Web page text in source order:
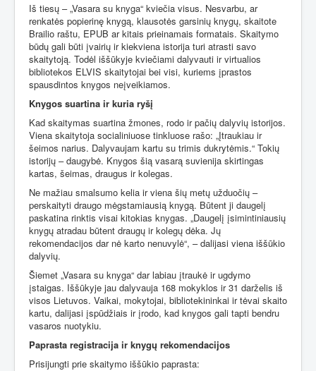
Iš tiesų – „Vasara su knyga“ kviečia visus. Nesvarbu, ar
renkatės popierinę knygą, klausotės garsinių knygų, skaitote
Brailio raštu, EPUB ar kitais prieinamais formatais. Skaitymo
būdų gali būti įvairių ir kiekviena istorija turi atrasti savo
skaitytoją. Todėl iššūkyje kviečiami dalyvauti ir virtualios
bibliotekos ELVIS skaitytojai bei visi, kuriems įprastos
spausdintos knygos neįveikiamos.
Knygos suartina ir kuria ryšį
Kad skaitymas suartina žmones, rodo ir pačių dalyvių istorijos.
Viena skaitytoja socialiniuose tinkluose rašo: „Įtraukiau ir
šeimos narius. Dalyvaujam kartu su trimis dukrytėmis.“ Tokių
istorijų – daugybė. Knygos šią vasarą suvienija skirtingas
kartas, šeimas, draugus ir kolegas.
Ne mažiau smalsumo kelia ir viena šių metų užduočių –
perskaityti draugo mėgstamiausią knygą. Būtent ji daugelį
paskatina rinktis visai kitokias knygas. „Daugelį įsimintiniausių
knygų atradau būtent draugų ir kolegų dėka. Jų
rekomendacijos dar nė karto nenuvylė“, – dalijasi viena iššūkio
dalyvių.
Šiemet „Vasara su knyga“ dar labiau įtraukė ir ugdymo
įstaigas. Iššūkyje jau dalyvauja 168 mokyklos ir 31 darželis iš
visos Lietuvos. Vaikai, mokytojai, bibliotekininkai ir tėvai skaito
kartu, dalijasi įspūdžiais ir įrodo, kad knygos gali tapti bendru
vasaros nuotykiu.
Paprasta registracija ir knygų rekomendacijos
Prisijungti prie skaitymo iššūkio paprasta: